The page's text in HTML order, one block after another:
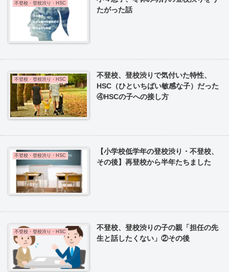
不登校・登校渋り・HSC
たがった話
不登校・登校渋り・HSC
不登校、登校渋りで気付いた特性、
HSC（ひといちばい敏感な子）だった
④HSCの子への接し方
不登校・登校渋り・HSC
【小学校低学年の登校渋り・不登校、
その後】再登校から半年たちました
不登校・登校渋り・HSC
不登校、登校渋りの子の親「担任の先
生と話したくない」②その後